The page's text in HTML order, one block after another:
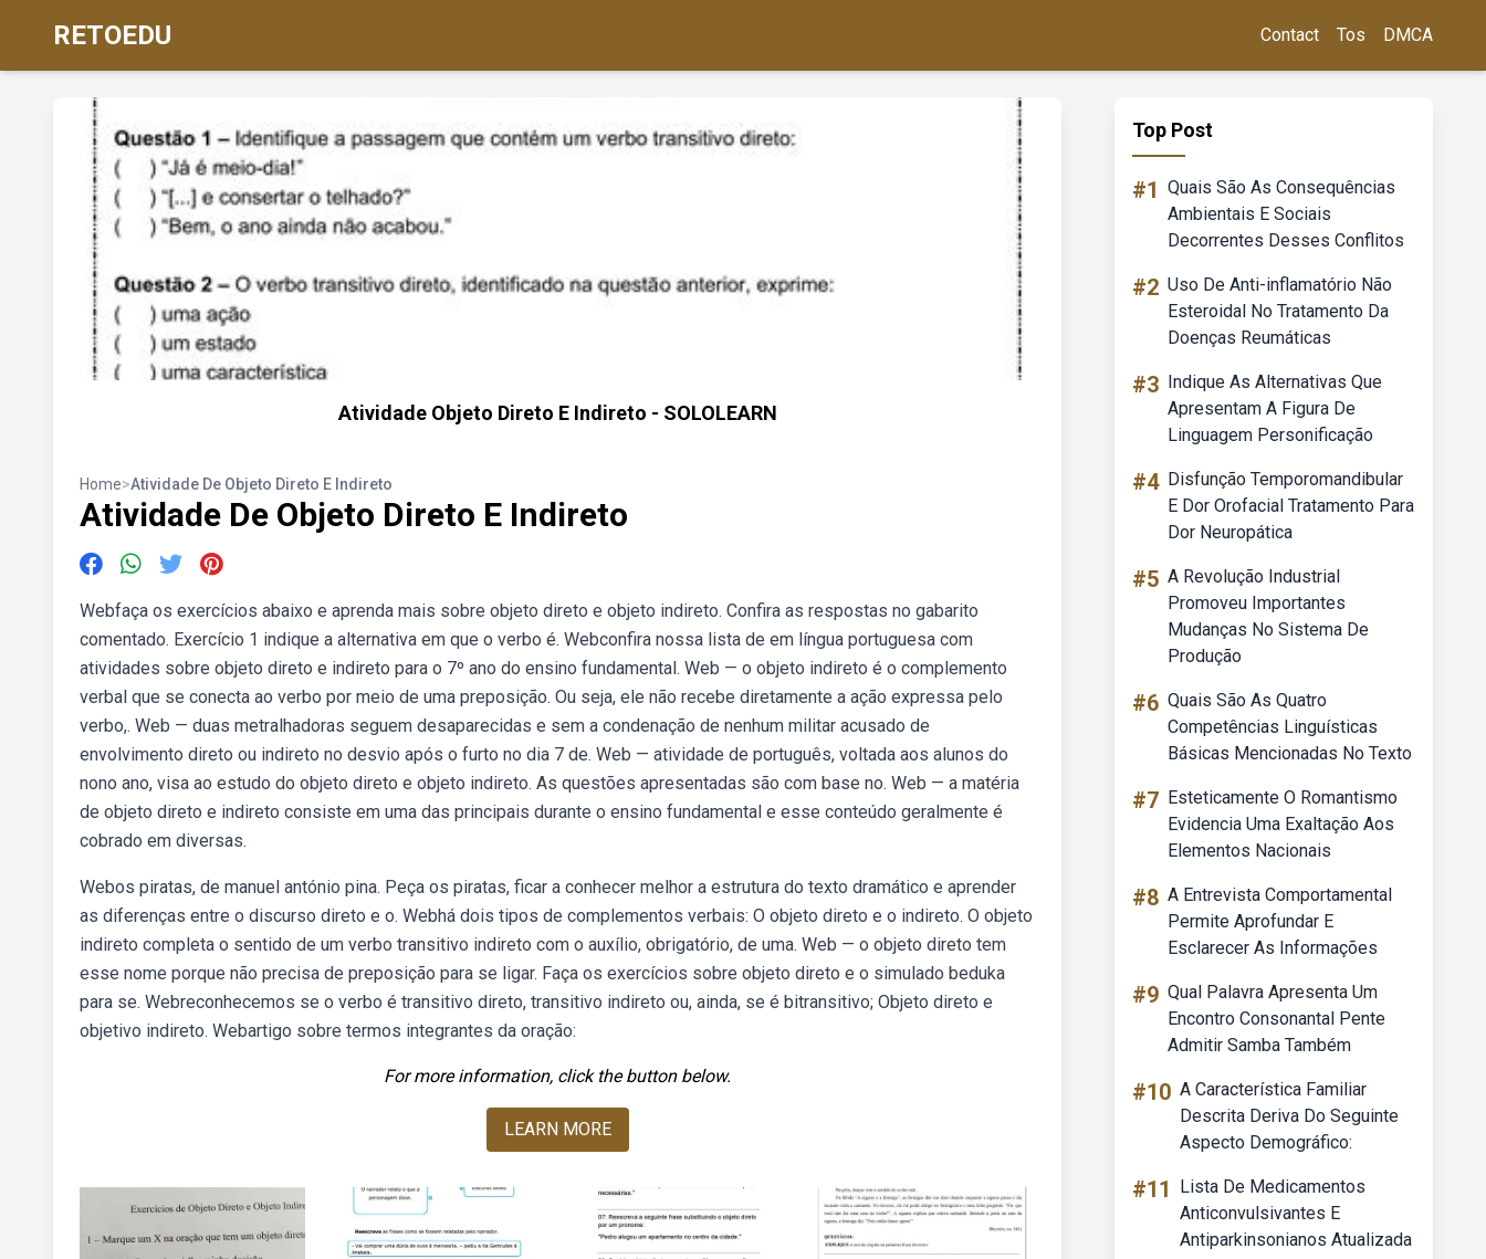
RETOEDU Contact Tos DMCA
Atividade Objeto Direto E Indireto - SOLOLEARN
Home>Atividade De Objeto Direto E Indireto
Atividade De Objeto Direto E Indireto
Webfaça os exercícios abaixo e aprenda mais sobre objeto direto e objeto indireto. Confira as respostas no gabarito
comentado. Exercício 1 indique a alternativa em que o verbo é. Webconfira nossa lista de em língua portuguesa com
atividades sobre objeto direto e indireto para o 7º ano do ensino fundamental. Web — o objeto indireto é o complemento
verbal que se conecta ao verbo por meio de uma preposição. Ou seja, ele não recebe diretamente a ação expressa pelo
verbo,. Web — duas metralhadoras seguem desaparecidas e sem a condenação de nenhum militar acusado de
envolvimento direto ou indireto no desvio após o furto no dia 7 de. Web — atividade de português, voltada aos alunos do
nono ano, visa ao estudo do objeto direto e objeto indireto. As questões apresentadas são com base no. Web — a matéria
de objeto direto e indireto consiste em uma das principais durante o ensino fundamental e esse conteúdo geralmente é
cobrado em diversas.
Webos piratas, de manuel antónio pina. Peça os piratas, ficar a conhecer melhor a estrutura do texto dramático e aprender
as diferenças entre o discurso direto e o. Webhá dois tipos de complementos verbais: O objeto direto e o indireto. O objeto
indireto completa o sentido de um verbo transitivo indireto com o auxílio, obrigatório, de uma. Web — o objeto direto tem
esse nome porque não precisa de preposição para se ligar. Faça os exercícios sobre objeto direto e o simulado beduka
para se. Webreconhecemos se o verbo é transitivo direto, transitivo indireto ou, ainda, se é bitransitivo; Objeto direto e
objetivo indireto. Webartigo sobre termos integrantes da oração:
For more information, click the button below.
LEARN MORE
Top Post
#1 Quais São As Consequências
Ambientais E Sociais
Decorrentes Desses Conflitos
#2 Uso De Anti-inflamatório Não
Esteroidal No Tratamento Da
Doenças Reumáticas
#3 Indique As Alternativas Que
Apresentam A Figura De
Linguagem Personificação
#4 Disfunção Temporomandibular
E Dor Orofacial Tratamento Para
Dor Neuropática
#5 A Revolução Industrial
Promoveu Importantes
Mudanças No Sistema De
Produção
#6 Quais São As Quatro
Competências Linguísticas
Básicas Mencionadas No Texto
#7 Esteticamente O Romantismo
Evidencia Uma Exaltação Aos
Elementos Nacionais
#8 A Entrevista Comportamental
Permite Aprofundar E
Esclarecer As Informações
#9 Qual Palavra Apresenta Um
Encontro Consonantal Pente
Admitir Samba Também
#10 A Característica Familiar
Descrita Deriva Do Seguinte
Aspecto Demográfico:
#11
Lista De Medicamentos
Anticonvulsivantes E
Antiparkinsonianos Atualizada